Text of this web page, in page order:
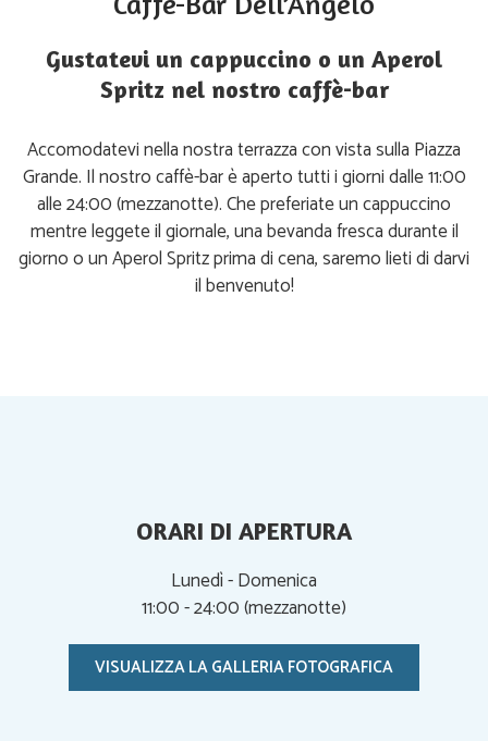
Gustatevi un cappuccino o un Aperol
Spritz nel nostro caffè-bar
Accomodatevi nella nostra terrazza con vista sulla Piazza
Grande. Il nostro caffè-bar è aperto tutti i giorni dalle 11:00
alle 24:00 (mezzanotte). Che preferiate un cappuccino
mentre leggete il giornale, una bevanda fresca durante il
giorno o un Aperol Spritz prima di cena, saremo lieti di darvi
il benvenuto!
ORARI DI APERTURA
Lunedì - Domenica
11:00 - 24:00 (mezzanotte)
VISUALIZZA LA GALLERIA FOTOGRAFICA